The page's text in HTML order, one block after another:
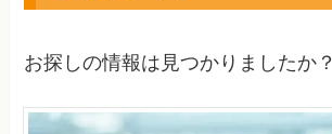
お探しの情報は見つかりましたか？